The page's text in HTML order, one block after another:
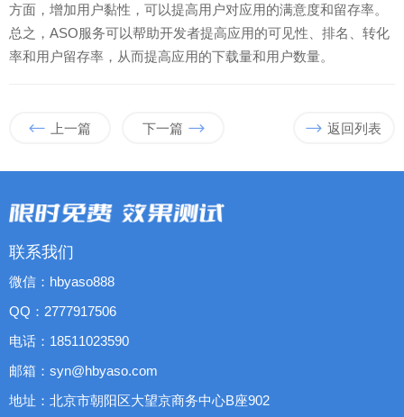
方面，增加用户黏性，可以提高用户对应用的满意度和留存率。
总之，ASO服务可以帮助开发者提高应用的可见性、排名、转化
率和用户留存率，从而提高应用的下载量和用户数量。
上一篇 下一篇 返回列表
联系我们
微信：hbyaso888
QQ：2777917506
电话：18511023590
邮箱：syn@hbyaso.com
地址：北京市朝阳区大望京商务中心B座902